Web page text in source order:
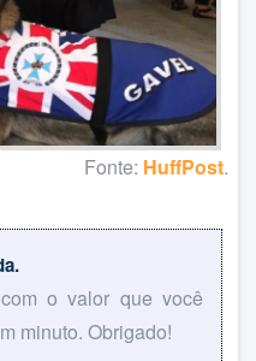
Fonte: HuffPost.
o valor que você
minuto. Obrigado!